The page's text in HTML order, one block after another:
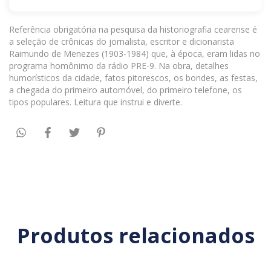
Referência obrigatória na pesquisa da historiografia cearense é
a seleção de crônicas do jornalista, escritor e dicionarista
Raimundo de Menezes (1903-1984) que, à época, eram lidas no
programa homônimo da rádio PRE-9. Na obra, detalhes
humorísticos da cidade, fatos pitorescos, os bondes, as festas,
a chegada do primeiro automóvel, do primeiro telefone, os
tipos populares. Leitura que instrui e diverte.
Produtos relacionados